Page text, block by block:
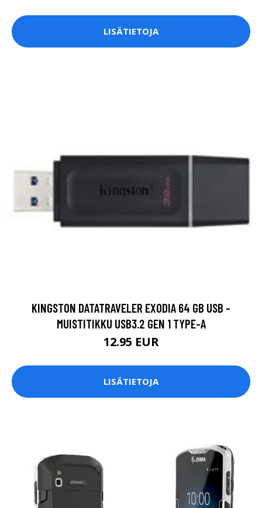
LISÄTIETOJA
KINGSTON DATATRAVELER EXODIA 64 GB USB -
MUISTITIKKU USB3.2 GEN 1 TYPE-A
12.95 EUR
LISÄTIETOJA